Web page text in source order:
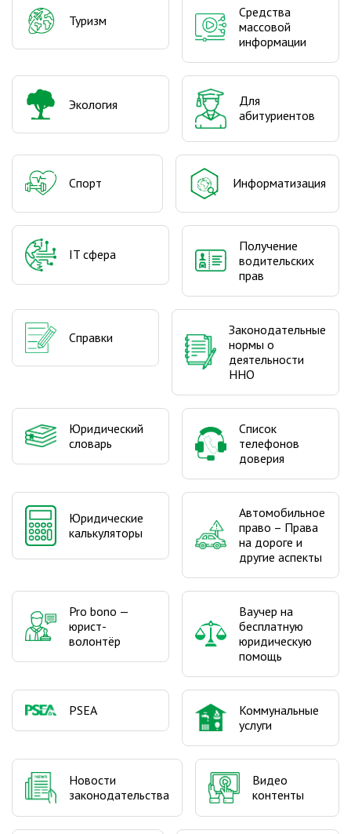
Туризм
Средства
массовой
информации
Экология
Для
абитуриентов
Спорт Информатизация
IT сфера
Получение
водительских
прав
Справки
Законодательные
нормы о
деятельности
ННО
Юридический
словарь
Список
телефонов
доверия
Юридические
калькуляторы
Автомобильное
право – Права
на дороге и
другие аспекты
Pro bono —
юрист-
волонтёр
Ваучер на
бесплатную
юридическую
помощь
PSEA
Коммунальные
услуги
Новости
законодательства
Видео
контенты